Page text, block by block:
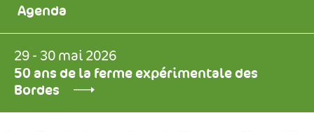
Agenda
29 - 30 mai 2026
50 ans de la ferme expérimentale des
Bordes